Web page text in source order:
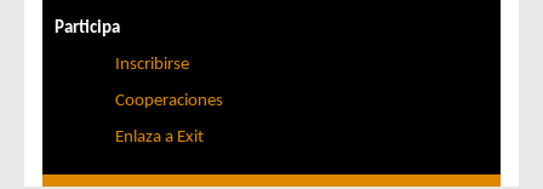
Participa
Inscribirse
Cooperaciones
Enlaza a Exit